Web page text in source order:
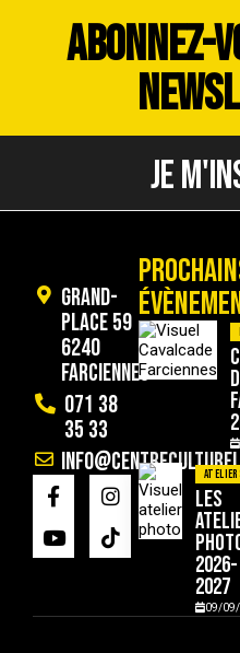
ABONNEZ-
JE
Grand-
Place 59
6240
Farciennes
071 38
35 33
Les
2026-
2027
09/09/